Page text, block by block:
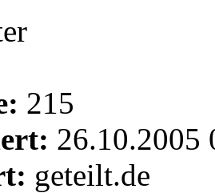
215
26.10.2005
geteilt.de